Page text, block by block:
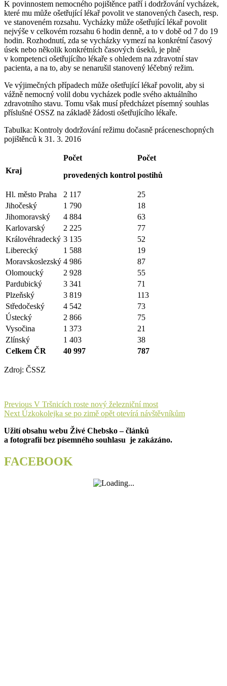
K povinnostem nemocného pojištěnce patří i dodržování vycházek,
které mu může ošetřující lékař povolit ve stanovených časech, resp.
ve stanoveném rozsahu. Vycházky může ošetřující lékař povolit
nejvýše v celkovém rozsahu 6 hodin denně, a to v době od 7 do 19
hodin. Rozhodnutí, zda se vycházky vymezí na konkrétní časový
úsek nebo několik konkrétních časových úseků, je plně
v kompetenci ošetřujícího lékaře s ohledem na zdravotní stav
pacienta, a na to, aby se nenarušil stanovený léčebný režim.
Ve výjimečných případech může ošetřující lékař povolit, aby si
vážně nemocný volil dobu vycházek podle svého aktuálního
zdravotního stavu. Tomu však musí předcházet písemný souhlas
příslušné OSSZ na základě žádosti ošetřujícího lékaře.
Tabulka: Kontroly dodržování režimu dočasně práceneschopných
pojištěnců k 31. 3. 2016
Kraj
Počet
provedených kontrol
Počet
postihů
Hl. město Praha 2 117
25
Jihočeský
1 790
18
Jihomoravský
4 884
63
Karlovarský
2 225
77
Královéhradecký 3 135
52
Liberecký
1 588
19
Moravskoslezský 4 986
87
Olomoucký
2 928
55
Pardubický
3 341
71
Plzeňský
3 819
113
Středočeský
4 542
73
Ústecký
2 866
75
Vysočina
1 373
21
Zlínský
1 403
38
Celkem ČR
40 997 787
Zdroj: ČSSZ
Navigace
pro
příspěvek
Previous Previous
post:
V Tršnicích roste nový železniční most
Next Next
Úzkokolejka se po zimě opět otevírá návštěvníkům
Užití obsahu webu Živé Chebsko – článků
a fotografií bez písemného souhlasu je zakázáno.
FACEBOOK